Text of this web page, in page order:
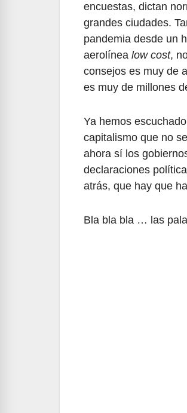
encuestas, dictan
grandes ciudades.
pandemia desde un
aerolínea low cost,
consejos es muy de
es muy de millones
Ya hemos
capitalismo que no
ahora sí los
declaraciones
atrás, que hay que
Bla bla bla … las